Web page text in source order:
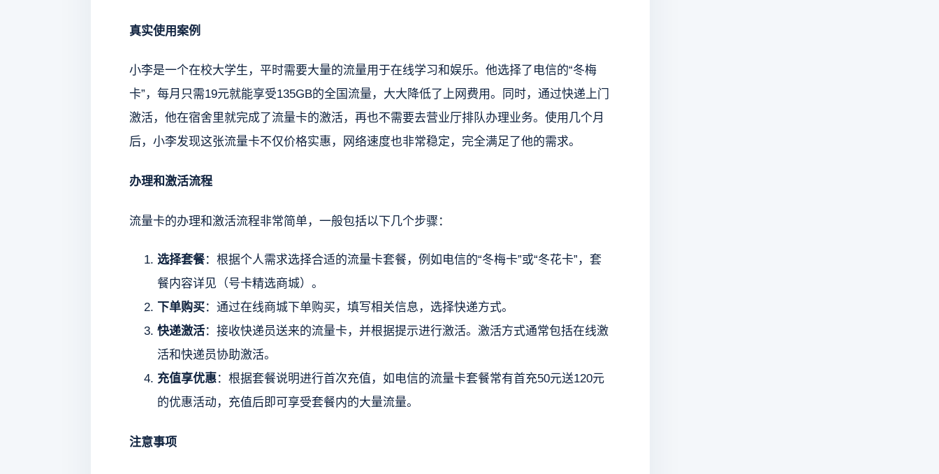
真实使用案例
小李是一个在校大学生，平时需要大量的流量用于在线学习和娱乐。他选择了电信的“冬梅
卡”，每月只需19元就能享受135GB的全国流量，大大降低了上网费用。同时，通过快递上门
激活，他在宿舍里就完成了流量卡的激活，再也不需要去营业厅排队办理业务。使用几个月
后，小李发现这张流量卡不仅价格实惠，网络速度也非常稳定，完全满足了他的需求。
办理和激活流程
流量卡的办理和激活流程非常简单，一般包括以下几个步骤：
选择套餐：根据个人需求选择合适的流量卡套餐，例如电信的“冬梅卡”或“冬花卡”，套
餐内容详见（号卡精选商城）。
下单购买：通过在线商城下单购买，填写相关信息，选择快递方式。
快递激活：接收快递员送来的流量卡，并根据提示进行激活。激活方式通常包括在线激
活和快递员协助激活。
充值享优惠：根据套餐说明进行首次充值，如电信的流量卡套餐常有首充50元送120元
的优惠活动，充值后即可享受套餐内的大量流量。
注意事项